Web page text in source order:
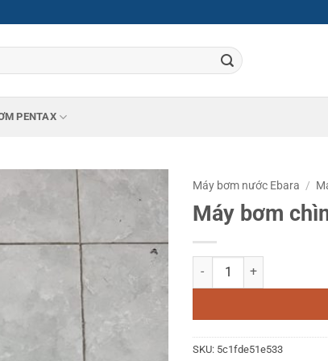
PENTAX
Máy bơm nước Ebara /
Máy bơm
Máy bơm chìm nước thải
SKU: 5c1fde51e533